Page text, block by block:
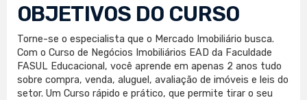
OBJETIVOS DO CURSO
Torne-se o especialista que o Mercado Imobiliário busca.
Com o Curso de Negócios Imobiliários EAD da Faculdade
FASUL Educacional, você aprende em apenas 2 anos tudo
sobre compra, venda, aluguel, avaliação de imóveis e leis do
setor. Um Curso rápido e prático, que permite tirar o seu